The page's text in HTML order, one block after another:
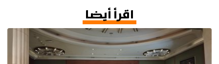
اقرأ أيضا